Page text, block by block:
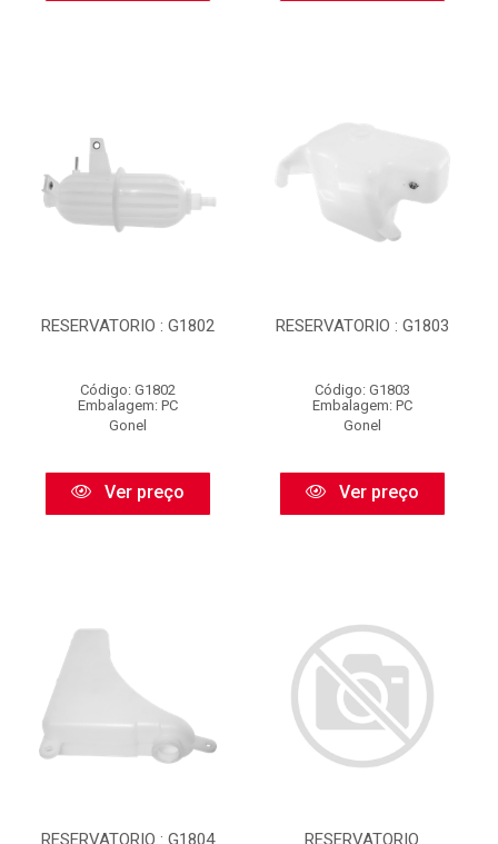
RESERVATORIO : G1802
Código: G1802
Embalagem: PC
Gonel
Ver preço
RESERVATORIO : G1803
Código: G1803
Embalagem: PC
Gonel
Ver preço
RESERVATORIO : G1804 RESERVATORIO